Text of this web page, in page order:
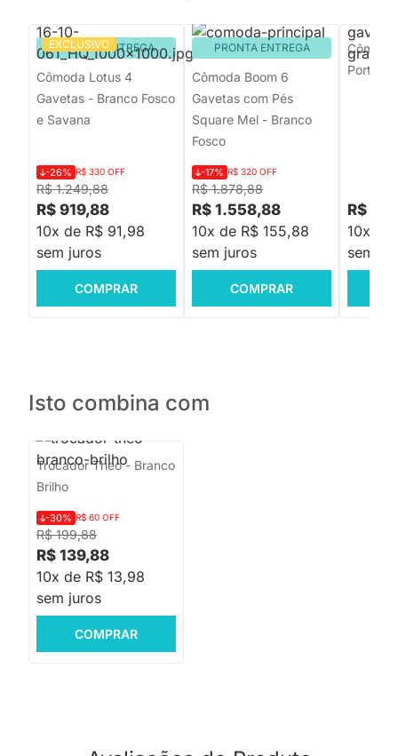
EXCLUSIVO
PRONTA ENTREGA
Cômoda Lotus 4
Gavetas - Branco Fosco
e Savana
R$ 1.249,88
-26% R$ 330 OFF
R$ 919,88
10x de R$ 91,98
sem juros
COMPRAR
PRONTA ENTREGA
Cômoda Boom 6
Gavetas com Pés
Square Mel - Branco
Fosco
R$ 1.878,88
-17% R$ 320 OFF
R$ 1.558,88
10x de R$ 155,88
sem juros
COMPRAR
Porta
R$
10x de
sem
Isto combina com
Trocador Theo - Branco
Brilho
R$ 199,88
-30% R$ 60 OFF
R$ 139,88
10x de R$ 13,98
sem juros
COMPRAR